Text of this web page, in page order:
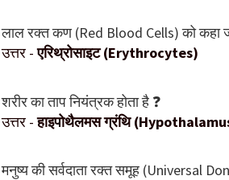
लाल रक्त कण (Red Blood Cells) को कहा
उत्तर -एरिथ्रोसाइट (Erythrocytes)
शरीर का ताप नियंत्रक होता है ❓
उत्तर -हाइपोथैलमस ग्रंथि
मनुष्य की सर्वदाता रक्त समूह (Universal